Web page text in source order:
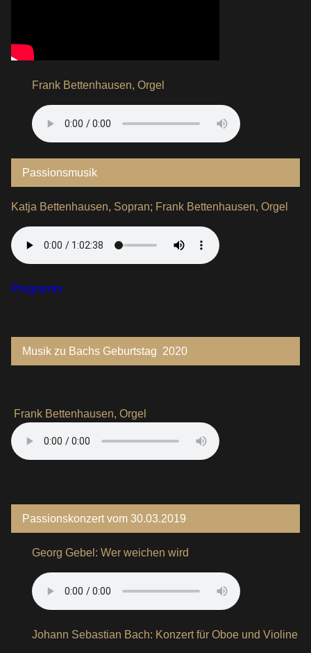
Frank Bettenhausen, Orgel
Passionsmusik
Katja Bettenhausen, Sopran; Frank Bettenhausen, Orgel
Programm
Musik zu Bachs Geburtstag 2020
Frank Bettenhausen, Orgel
Passionskonzert vom 30.03.2019
Georg Gebel: Wer weichen wird
Johann Sebastian Bach: Konzert für Oboe und Violine